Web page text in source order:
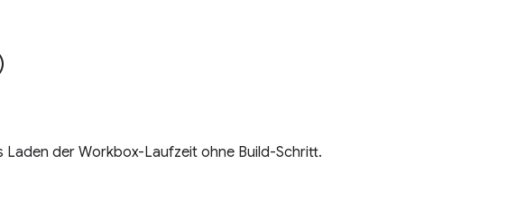
Laden der Workbox-Laufzeit ohne Build-Schritt.